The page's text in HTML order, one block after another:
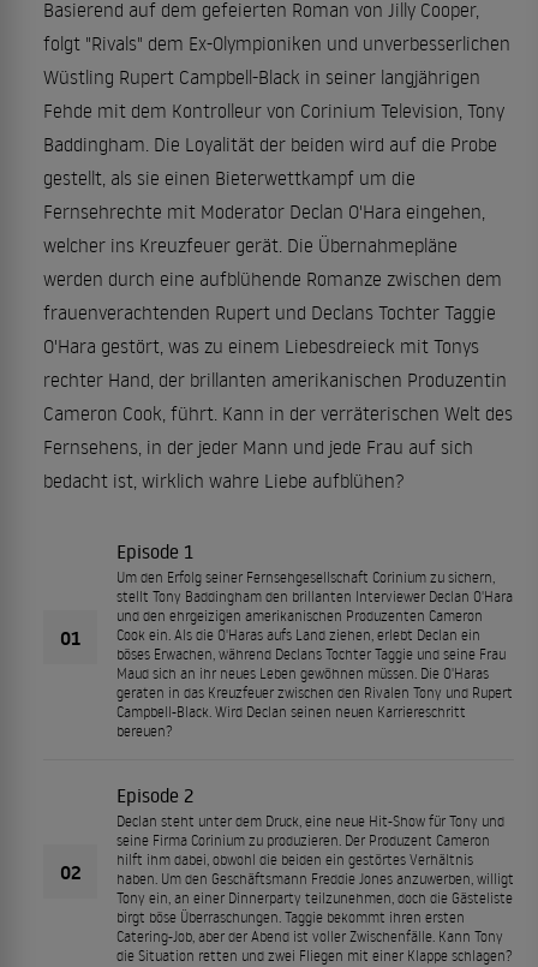
Basierend auf dem gefeierten Roman von Jilly Cooper,
folgt "Rivals" dem Ex-Olympioniken und unverbesserlichen
Wüstling Rupert Campbell-Black in seiner langjährigen
Fehde mit dem Kontrolleur von Corinium Television, Tony
Baddingham. Die Loyalität der beiden wird auf die Probe
gestellt, als sie einen Bieterwettkampf um die
Fernsehrechte mit Moderator Declan O'Hara eingehen,
welcher ins Kreuzfeuer gerät. Die Übernahmepläne
werden durch eine aufblühende Romanze zwischen dem
frauenverachtenden Rupert und Declans Tochter Taggie
O'Hara gestört, was zu einem Liebesdreieck mit Tonys
rechter Hand, der brillanten amerikanischen Produzentin
Cameron Cook, führt. Kann in der verräterischen Welt des
Fernsehens, in der jeder Mann und jede Frau auf sich
bedacht ist, wirklich wahre Liebe aufblühen?
01
Episode 1
Um den Erfolg seiner Fernsehgesellschaft Corinium zu sichern,
stellt Tony Baddingham den brillanten Interviewer Declan O'Hara
und den ehrgeizigen amerikanischen Produzenten Cameron
Cook ein. Als die O'Haras aufs Land ziehen, erlebt Declan ein
böses Erwachen, während Declans Tochter Taggie und seine Frau
Maud sich an ihr neues Leben gewöhnen müssen. Die O'Haras
geraten in das Kreuzfeuer zwischen den Rivalen Tony und Rupert
Campbell-Black. Wird Declan seinen neuen Karriereschritt
bereuen?
02
Episode 2
Declan steht unter dem Druck, eine neue Hit-Show für Tony und
seine Firma Corinium zu produzieren. Der Produzent Cameron
hilft ihm dabei, obwohl die beiden ein gestörtes Verhältnis
haben. Um den Geschäftsmann Freddie Jones anzuwerben, willigt
Tony ein, an einer Dinnerparty teilzunehmen, doch die Gästeliste
birgt böse Überraschungen. Taggie bekommt ihren ersten
Catering-Job, aber der Abend ist voller Zwischenfälle. Kann Tony
die Situation retten und zwei Fliegen mit einer Klappe schlagen?